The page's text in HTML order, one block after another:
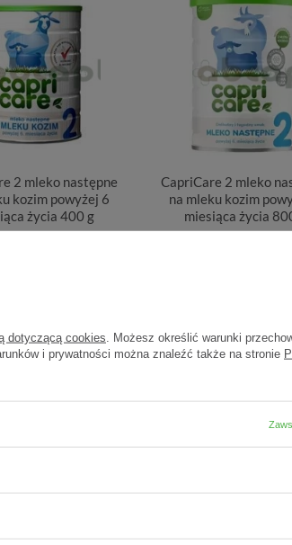
2 mleko następne
kozim powyżej 6
życia 400 g
CapriCare 2 mleko
na mleku kozim
miesiąca życia
dotyczącą cookies . Możesz określić warunki
i prywatności można znaleźć także na stronie